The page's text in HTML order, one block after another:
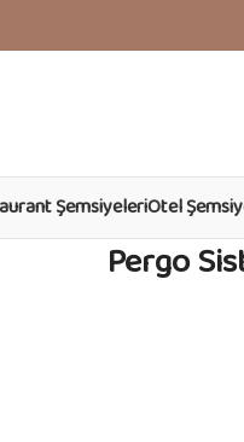
ŞemsiyeleriOtel
Pergo